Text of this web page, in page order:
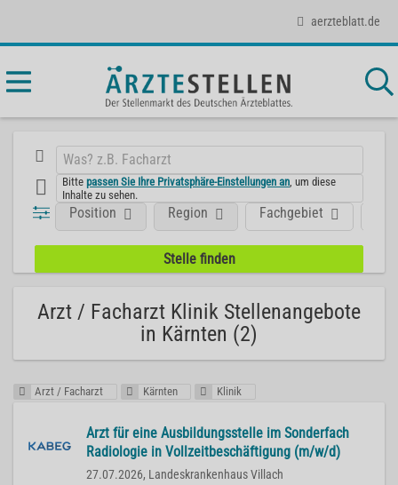
aerzteblatt.de
Bittepassen Sie Ihre Privatsphäre-Einstellungen an , um diese
Inhalte zu sehen.
Position Fachgebiet
Region
Arzt / Facharzt Klinik Stellenangebote
in Kärnten (2)
Arzt / Facharzt Kärnten Klinik
Arzt für eine Ausbildungsstelle im Sonderfach
Radiologie in Vollzeitbeschäftigung (m/w/d)
27.07.2026, Landeskrankenhaus Villach